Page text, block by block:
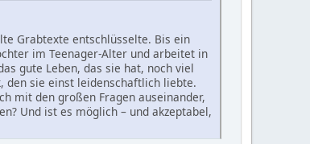
Grabtexte entschlüsselte. Bis ein
im Teenager-Alter und arbeitet in
gute Leben, das sie hat, noch viel
den sie einst leidenschaftlich liebte.
mit den großen Fragen auseinander,
Und ist es möglich – und akzeptabel,